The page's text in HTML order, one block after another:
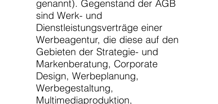
genannt). Gegenstand der AGB
sind Werk- und
Dienstleistungsverträge einer
Werbeagentur, die diese auf den
Gebieten der Strategie- und
Markenberatung, Corporate
Design, Werbeplanung,
Werbegestaltung,
Multimediaproduktion,